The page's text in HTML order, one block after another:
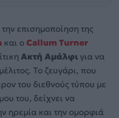
επισημοποίηση της
και ο Callum Turner
Ακτή Αμάλφι για να
Το ζευγάρι, που
του διεθνούς τύπου με
του, δείχνει να
ηρεμία και την ομορφιά